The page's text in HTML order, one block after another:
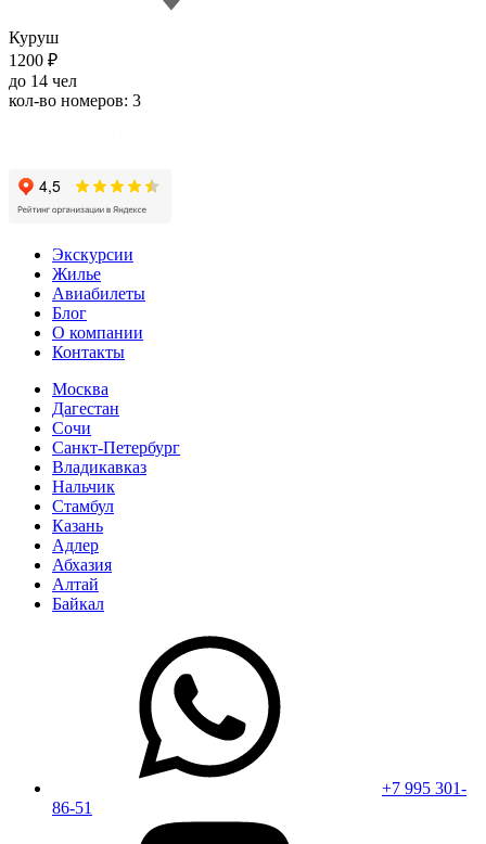
Куруш
1200 ₽
до 14 чел
кол-во номеров: 3
Экскурсии
Жилье
Авиабилеты
Блог
О компании
Контакты
Москва
Дагестан
Сочи
Санкт-Петербург
Владикавказ
Нальчик
Стамбул
Казань
Адлер
Абхазия
Алтай
Байкал
+7 995 301-
86-51